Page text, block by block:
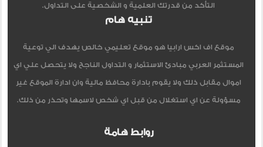
التأكد من قدرتك العلمية و الشخصية على التداول.
تنبيه هام
موقع اف اكس ارابيا هو موقع تعليمي خالص يهدف الي توعية
المستثمر العربي مبادئ الاستثمار و التداول الناجح ولا يتحصل علي اي
اموال مقابل ذلك ولا يقوم بادارة محافظ مالية وان ادارة الموقع غير
مسؤولة عن اي استغلال من قبل اي شخص لاسمها وتحذر من ذلك.
روابط هامة